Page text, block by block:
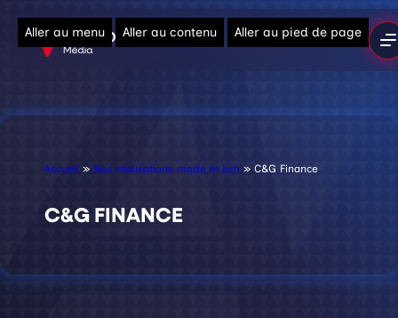
Aller au menu Aller au contenu Aller au pied de page
Accueil » Nos réalisations made in bzh » C&G Finance
C&G FINANCE